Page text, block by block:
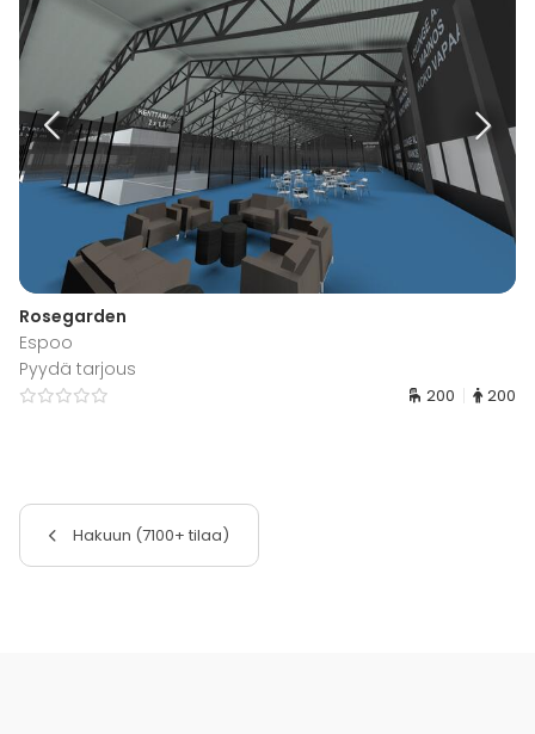
Rosegarden
Espoo
Pyydä tarjous
200 200
Hakuun (7100+ tilaa)